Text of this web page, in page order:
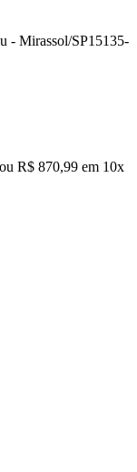
- Mirassol/SP15135-
ou R$ 870,99 em 10x